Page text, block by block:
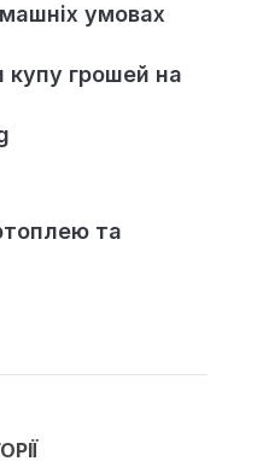
умовах
купу грошей на
та